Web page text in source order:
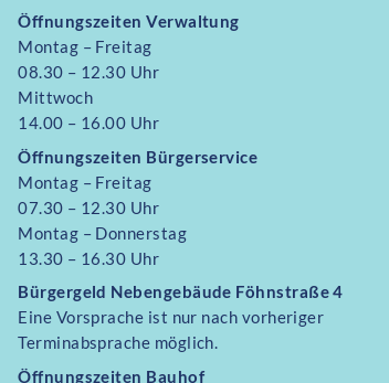
Öffnungszeiten Verwaltung
Montag – Freitag
08.30 – 12.30 Uhr
Mittwoch
14.00 – 16.00 Uhr
Öffnungszeiten Bürgerservice
Montag – Freitag
07.30 – 12.30 Uhr
Montag – Donnerstag
13.30 – 16.30 Uhr
Bürgergeld Nebengebäude Föhnstraße 4
Eine Vorsprache ist nur nach vorheriger
Terminabsprache möglich.
Öffnungszeiten Bauhof